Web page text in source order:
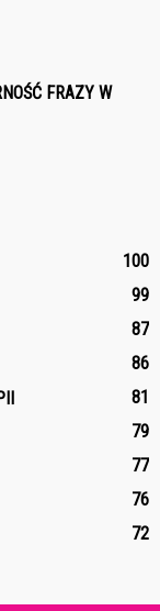
FRAZY W
100
99
87
86
81
79
77
76
72